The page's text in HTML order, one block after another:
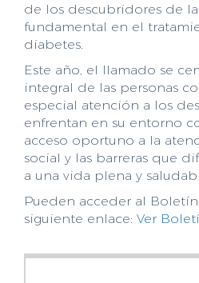
de los descubridores de
fundamental en el
diabetes.
Este año, el llamado se
integral de las personas
especial atención a los
enfrentan en su entorno
acceso oportuno a la
social y las barreras que
a una vida plena y
Pueden acceder al
siguiente enlace: Ver